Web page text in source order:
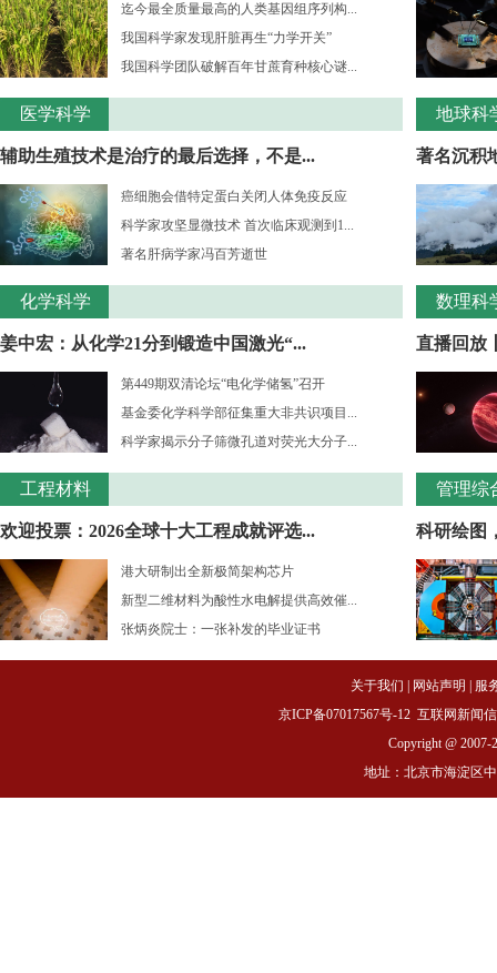
迄今最全质量最高的人类基因组序列构...
我国科学家发现肝脏再生“力学开关”
我国科学团队破解百年甘蔗育种核心谜...
医学科学
辅助生殖技术是治疗的最后选择，不是...
癌细胞会借特定蛋白关闭人体免疫反应
科学家攻坚显微技术 首次临床观测到1...
著名肝病学家冯百芳逝世
化学科学
姜中宏：从化学21分到锻造中国激光“...
第449期双清论坛“电化学储氢”召开
基金委化学科学部征集重大非共识项目...
科学家揭示分子筛微孔道对荧光大分子...
工程材料
欢迎投票：2026全球十大工程成就评选...
港大研制出全新极简架构芯片
新型二维材料为酸性水电解提供高效催...
张炳炎院士：一张补发的毕业证书
地球科
著名沉积
数理科
直播回放
管理综
科研绘图
关于我们 网站声明
服
京ICP备07017567号-12 互联网新闻
Copyright @ 2007-
地址：北京市海淀区